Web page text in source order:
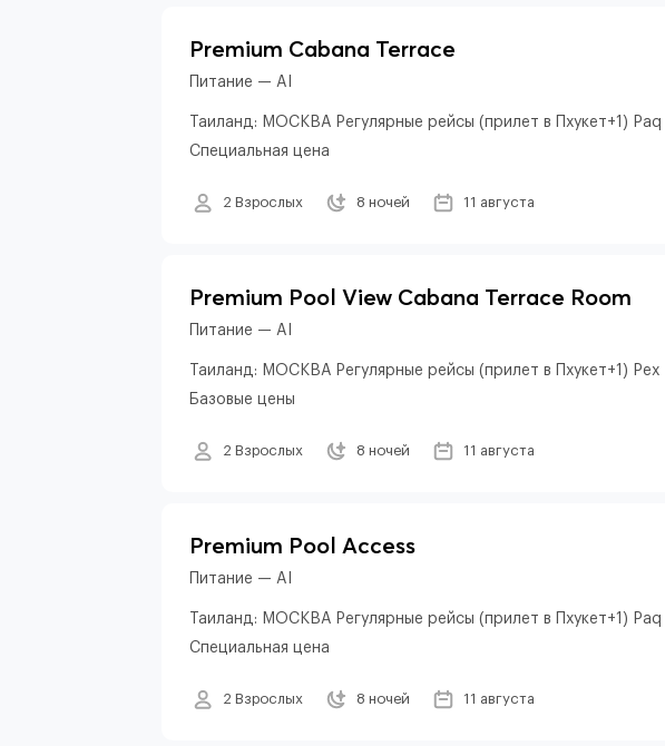
Premium Cabana Terrace
Питание — AI
Таиланд: МОСКВА Регулярные рейсы (прилет в Пхукет+1) Paq
Специальная цена
2 Взрослых 8 ночей 11 августа
Premium Pool View Cabana Terrace Room
Питание — AI
Таиланд: МОСКВА Регулярные рейсы (прилет в Пхукет+1) Pex
Базовые цены
2 Взрослых 8 ночей 11 августа
Premium Pool Access
Питание — AI
Таиланд: МОСКВА Регулярные рейсы (прилет в Пхукет+1) Paq
Специальная цена
2 Взрослых 8 ночей 11 августа